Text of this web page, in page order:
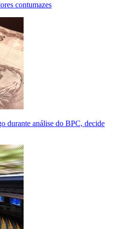
contumazes
durante análise do BPC, decide